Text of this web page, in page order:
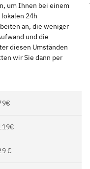
um Ihnen bei einem
24h
an, die weniger
und die
diesen Umständen
wir Sie dann per
€